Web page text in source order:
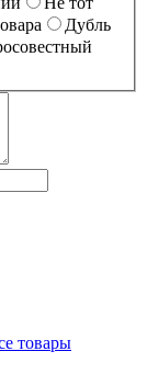
Дубль
товары